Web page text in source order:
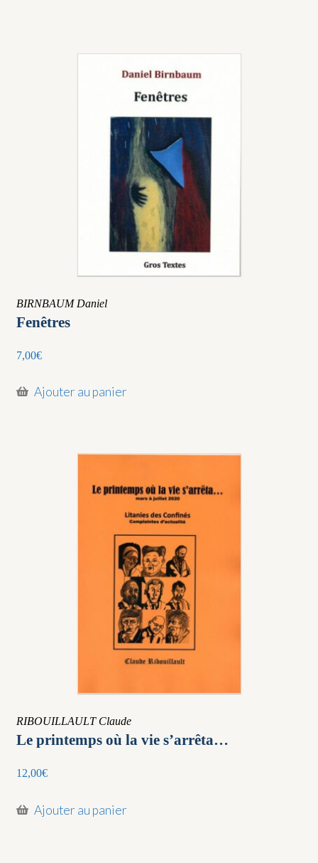
BIRNBAUM Daniel
Fenêtres
7,00€
Ajouter au panier
RIBOUILLAULT Claude
Le printemps où la vie s’arrêta…
12,00€
Ajouter au panier